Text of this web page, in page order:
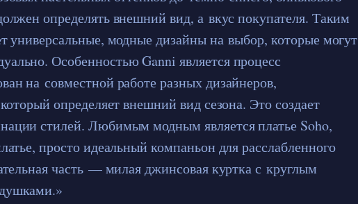
определять внешний вид, а вкус покупателя. Таким
универсальные, модные дизайны на выбор, которые могут
Особенностью Ganni является процесс
на совместной работе разных дизайнеров,
определяет внешний вид сезона. Это создает
стилей. Любимым модным является платье Soho,
просто идеальный компаньон для расслабленного
часть — милая джинсовая куртка с круглым